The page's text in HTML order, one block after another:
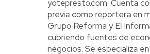
yotepresto.com. Cuenta
previa como reportera en
Grupo Reforma y El
cubriendo fuentes de
negocios. Se especializa